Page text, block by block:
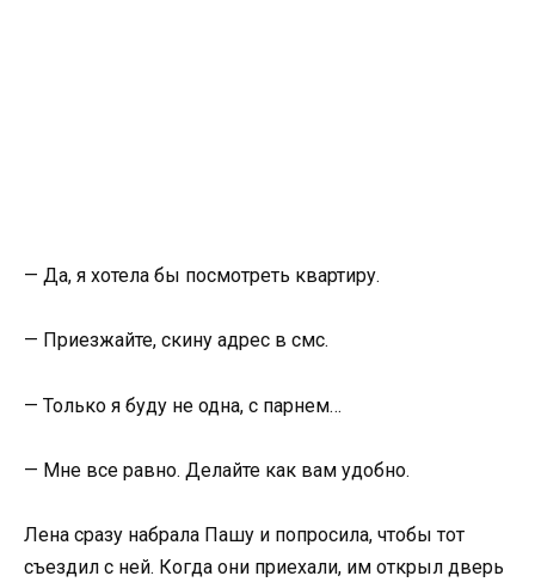
— Да, я хотела бы посмотреть квартиру.
— Приезжайте, скину адрес в смс.
— Только я буду не одна, с парнем…
— Мне все равно. Делайте как вам удобно.
Лена сразу набрала Пашу и попросила, чтобы тот
съездил с ней. Когда они приехали, им открыл дверь